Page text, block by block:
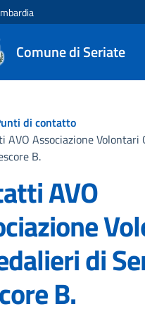
Comune di Seriate
di contatto
AVO Associazione Volontari
B.
AVO
di
B.